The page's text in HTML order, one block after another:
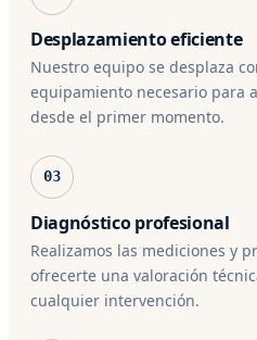
Desplazamiento eficiente
Nuestro equipo se desplaza
equipamiento necesario para
desde el primer momento.
03
Diagnóstico profesional
Realizamos las mediciones y
ofrecerte una valoración
cualquier intervención.